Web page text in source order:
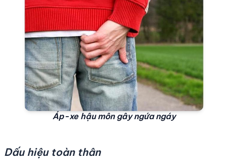
Áp-xe hậu môn gây ngứa ngáy
Dấu hiệu toàn thân